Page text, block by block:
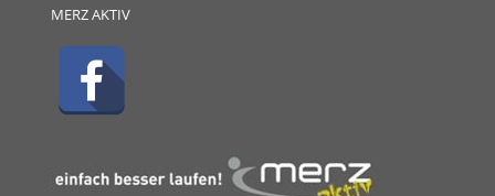
MERZ AKTIV